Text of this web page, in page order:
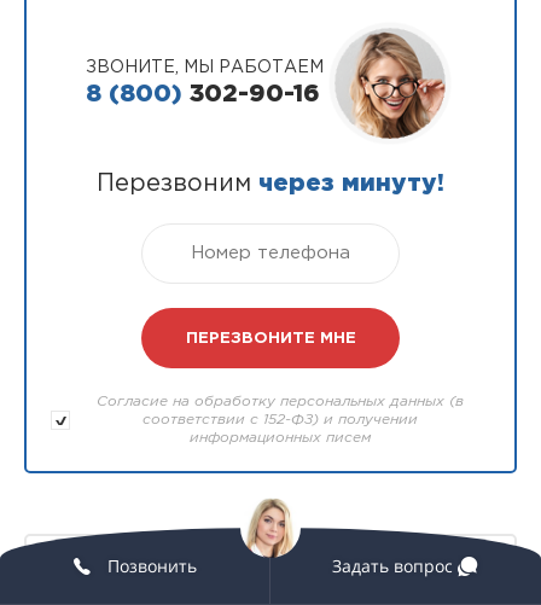
ЗВОНИТЕ, МЫ РАБОТАЕМ
8 (800) 302-90-16
Перезвоним через минуту!
Согласие на обработку персональных данных (в
соответствии с 152-ФЗ) и получении
информационных писем
Что будет, если не пройти
Позвонить Задать вопрос